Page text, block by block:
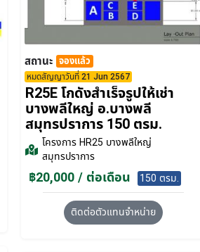
สถานะ จองแล้ว
หมดสัญญาวันที่ 21 Jun 2567
R25E โกดังสำเร็จรูปให้เช่า
บางพลีใหญ่ อ.บางพลี
สมุทรปราการ 150 ตรม.
โครงการHR25 บางพลีใหญ่
สมุทรปราการ
฿20,000 / ต่อเดือน 150 ตรม.
ติดต่อตัวแทนจำหน่าย